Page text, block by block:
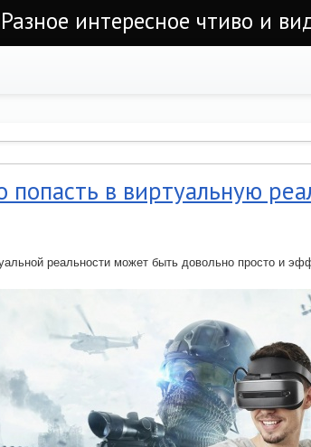
интересное чтиво и
попасть в виртуальную
реальности может быть довольно просто и